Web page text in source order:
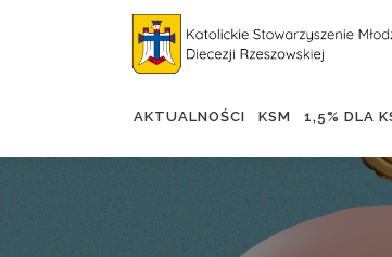
AKTUALNOŚCI KSM 1,5% DLA